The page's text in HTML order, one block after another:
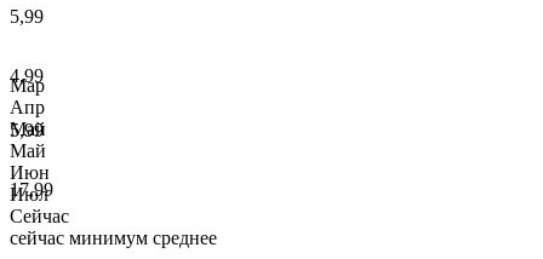
5,99
4,99
5,99
17,99
Мар
Апр
Май
Май
Июн
Июл
Сейчас
сейчас минимум среднее